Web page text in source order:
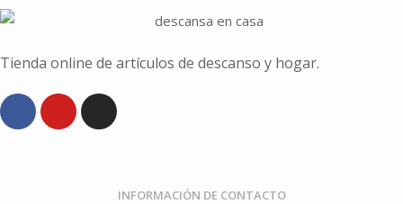
Tienda online de artículos de descanso y hogar.
INFORMACIÓN DE CONTACTO